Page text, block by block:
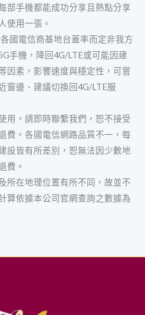
部手機都能成功分享且熱點分享
使用一張。
國電信商基地台蓋率而定非我方
手機，降回4G/LTE或可能因建
因素，影響速度與穩定性，可嘗
窗邊、建議切換回4G/LTE服
用，請即時聯繫我們，恕不接受
費。各國電信網路品質不一，每
設皆有所差別，恕無法因少數地
費。
所在地理位置有所不同，故並不
算依據本公司官網查詢之數據為